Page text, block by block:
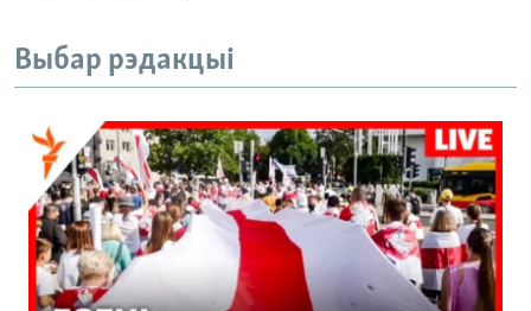
Выбар рэдакцыі